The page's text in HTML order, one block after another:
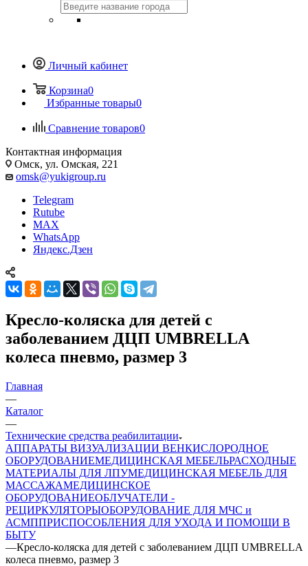
Личный кабинет
Корзина0
Избранные товары0
Сравнение товаров0
Контактная информация
Омск, ул. Омская, 221
omsk@yukigroup.ru
Telegram
Rutube
MAX
WhatsApp
Яндекс.Дзен
Кресло-коляска для детей с
заболеванием ДЦП UMBRELLA
колеса пневмо, размер 3
Главная
—
Каталог
—
Технические средства реабилитации
АППАРАТЫ ВИЗУАЛИЗАЦИИ ВЕНКИСЛОРОДНОЕ
ОБОРУДОВАНИЕМЕДИЦИНСКАЯ МЕБЕЛЬРАСХОДНЫЕ
МАТЕРИАЛЫ ДЛЯ ЛПУМЕДИЦИНСКАЯ МЕБЕЛЬ ДЛЯ
МАССАЖАМЕДИЦИНСКОЕ
ОБОРУДОВАНИЕОБЛУЧАТЕЛИ -
РЕЦИРКУЛЯТОРЫОБОРУДОВАНИЕ ДЛЯ МЧС и
АСМППРИСПОСОБЛЕНИЯ ДЛЯ УХОДА И ПОМОЩИ В
БЫТУ
—Кресло-коляска для детей с заболеванием ДЦП UMBRELLA
колеса пневмо, размер 3